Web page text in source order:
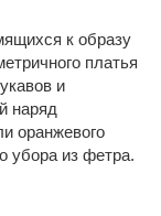
к образу
платья
и
наряд
оранжевого
убора из фетра.